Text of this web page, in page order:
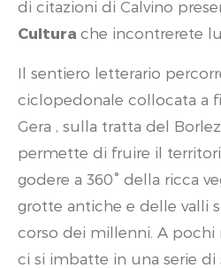
di citazioni di Calvino
Cultura che incontrerete
Il sentiero letterario
ciclopedonale collocata a
Gera , sulla tratta del
permette di fruire il
godere a 360° della ricca
grotte antiche e delle valli
corso dei millenni. A
ci si imbatte in una serie